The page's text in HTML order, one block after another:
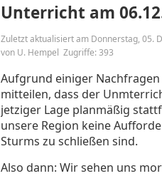
Unterricht am
Zuletzt aktualisiert am Donnerstag, 05.
von U. Hempel Zugriffe: 393
Aufgrund einiger
mitteilen, dass der
jetziger Lage planmäßig
unsere Region keine
Sturms zu schließen sind.
Also dann: Wir sehen uns